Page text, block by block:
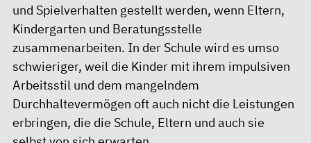
und Spielverhalten gestellt werden, wenn Eltern,
Kindergarten und Beratungsstelle
zusammenarbeiten. In der Schule wird es umso
schwieriger, weil die Kinder mit ihrem impulsiven
Arbeitsstil und dem mangelndem
Durchhaltevermögen oft auch nicht die Leistungen
erbringen, die die Schule, Eltern und auch sie